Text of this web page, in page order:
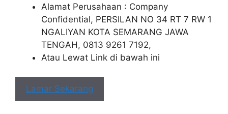
Alamat Perusahaan : Company
Confidential, PERSILAN NO 34 RT 7 RW 1
NGALIYAN KOTA SEMARANG JAWA
TENGAH, 0813 9261 7192,
Atau Lewat Link di bawah ini
Lamar Sekarang